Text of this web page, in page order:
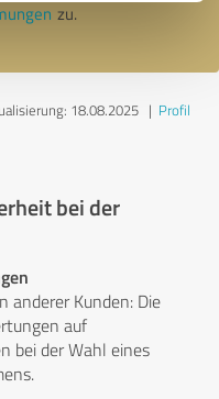
zu.
18.08.2025| Profil
bei der
anderer Kunden: Die
auf
bei der Wahl eines